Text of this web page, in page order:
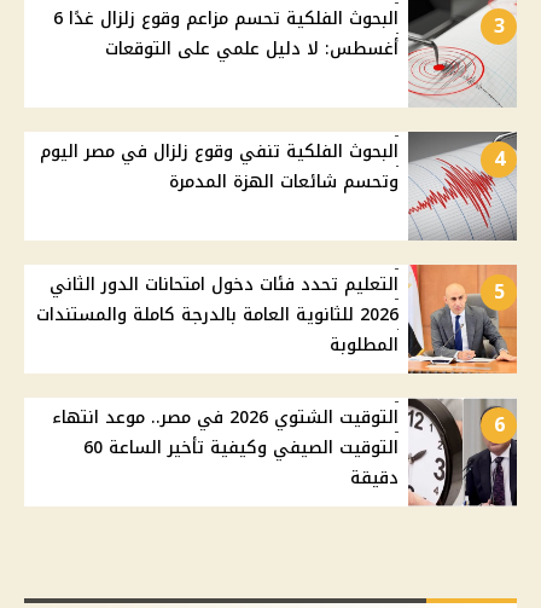
3
البحوث الفلكية تحسم مزاعم وقوع زلزال غدًا 6
أغسطس: لا دليل علمي على التوقعات
4
البحوث الفلكية تنفي وقوع زلزال في مصر اليوم
وتحسم شائعات الهزة المدمرة
5
التعليم تحدد فئات دخول امتحانات الدور الثاني
2026 للثانوية العامة بالدرجة كاملة والمستندات
المطلوبة
6
التوقيت الشتوي 2026 في مصر.. موعد انتهاء
التوقيت الصيفي وكيفية تأخير الساعة 60
دقيقة